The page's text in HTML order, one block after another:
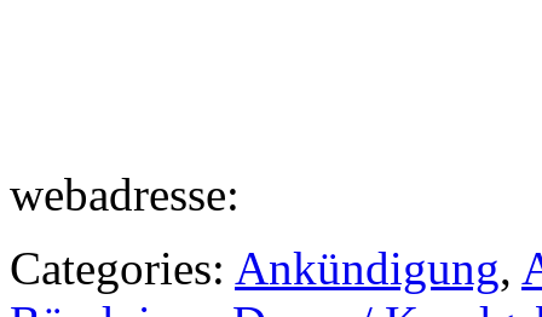
webadresse:
Categories: Ankündigung,